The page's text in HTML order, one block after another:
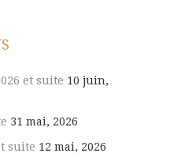
et suite 10 juin,
31 mai, 2026
suite 12 mai, 2026